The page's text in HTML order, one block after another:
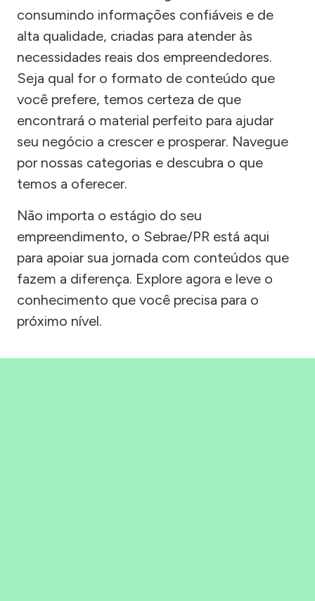
consumindo informações confiáveis e de
alta qualidade, criadas para atender às
necessidades reais dos empreendedores.
Seja qual for o formato de conteúdo que
você prefere, temos certeza de que
encontrará o material perfeito para ajudar
seu negócio a crescer e prosperar. Navegue
por nossas categorias e descubra o que
temos a oferecer.
Não importa o estágio do seu
empreendimento, o Sebrae/PR está aqui
para apoiar sua jornada com conteúdos que
fazem a diferença. Explore agora e leve o
conhecimento que você precisa para o
próximo nível.